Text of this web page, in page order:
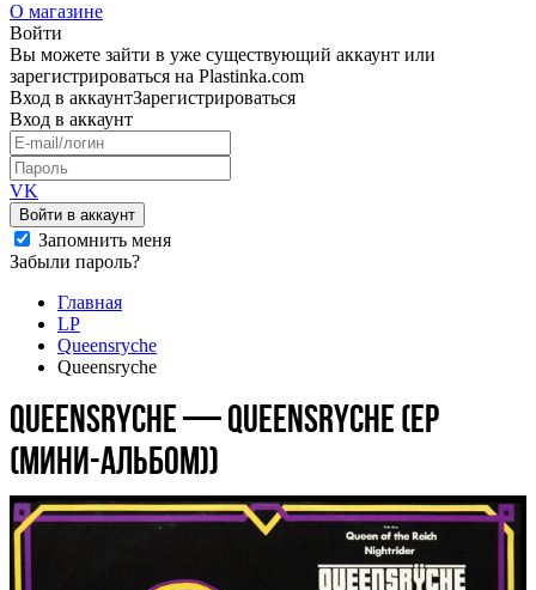
О магазине
Войти
Вы можете зайти в уже существующий аккаунт или
зарегистрироваться на Plastinka.com
Вход в аккаунтЗарегистрироваться
Вход в аккаунт
VK
Войти в аккаунт
Запомнить меня
Забыли пароль?
Главная
LP
Queensryche
Queensryche
Queensryche — Queensryche (EP
(мини-альбом))